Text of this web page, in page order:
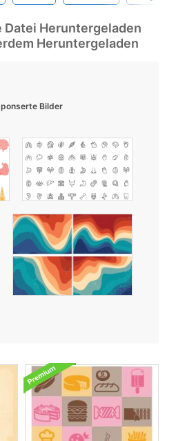
Datei Heruntergeladen
Heruntergeladen
Bilder